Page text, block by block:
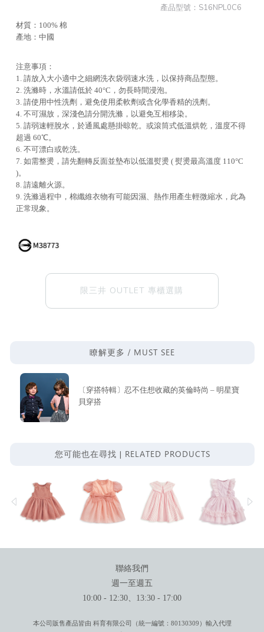
產品型號： S16NPL0C6
材質：100% 棉
產地：中國
注意事項：
1. 請放入大小適中之細網洗衣袋弱速水洗，以保持商品型態。
2. 洗滌時，水溫請低於 40°C，勿長時間浸泡。
3. 請使用中性洗劑，避免使用柔軟劑或含化學香精的洗劑。
4. 不可濕放，深淺色請分開洗滌，以避免互相移染。
5. 請弱速輕脫水，於通風處懸掛晾乾。或滾筒式低溫烘乾，溫度不得
超過 60℃。
6. 不可漂白或乾洗。
7. 如需整燙，請先翻轉反面並墊布以低溫熨燙 ( 熨燙最高溫度 110°C
)。
8. 請遠離火源。
9. 洗滌過程中，棉纖維衣物有可能因濕、熱作用產生輕微縮水，此為
正常現象。
限三井 OUTLET 專櫃選購
瞭解更多 / MUST SEE
〔穿搭特輯〕忍不住想收藏的英倫時尚 – 明星寶
貝穿搭
您可能也在尋找 | RELATED PRODUCTS
聯絡我們
週一至週五
10:00 - 12:30、13:30 - 17:00
本公司販售產品皆由 科育有限公司（統一編號：80130309）輸入代理